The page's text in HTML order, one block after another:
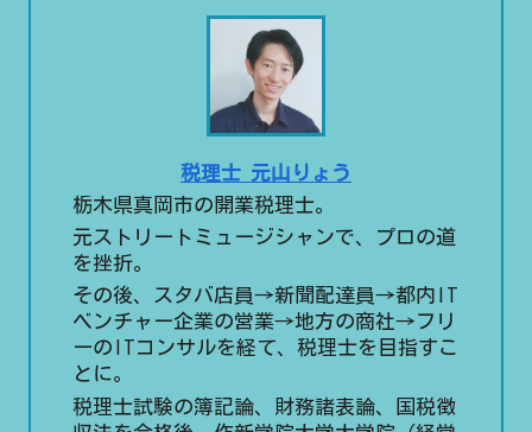
税理士 元山りょう
栃木県真岡市の開業税理士。
元ストリートミュージシャンで、プロの道
を挫折。
その後、スタバ店員→新聞配達員→都内IT
ベンチャー企業の営業→地方の商社→フリ
ーのITコンサルを経て、税理士を目指すこ
とに。
税理士試験の簿記論、財務諸表論、国税徴